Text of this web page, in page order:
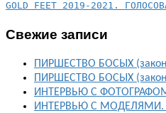
GOLD FEET 2019-2021.
Свежие записи
ПИРШЕСТВО БОСЫХ
ПИРШЕСТВО БОСЫХ
ИНТЕРВЬЮ С
ИНТЕРВЬЮ С МОДЕЛЯМИ.